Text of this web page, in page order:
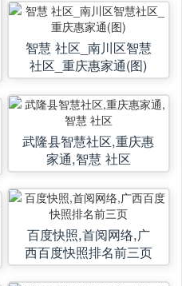
智慧 社区_南川区智慧
社区_重庆惠家通(图)
武隆县智慧社区,重庆惠
家通,智慧 社区
百度快照,首阅网络,广
西百度快照排名前三页